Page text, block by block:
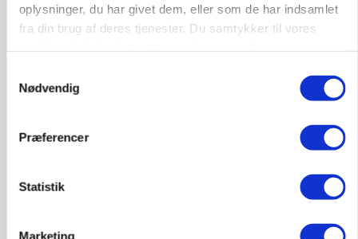
oplysninger, du har givet dem, eller som de har indsamlet
fra din brug af deres tjenester. Du samtykker til vores
Nødvendig
Præferencer
Statistik
Marketing
Annonce
USA: Oksekød steg i værdi i juni – svinekød faldt